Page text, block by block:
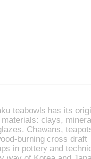
teabowls has its
clays,
Chawans,
burning cross
in pottery and